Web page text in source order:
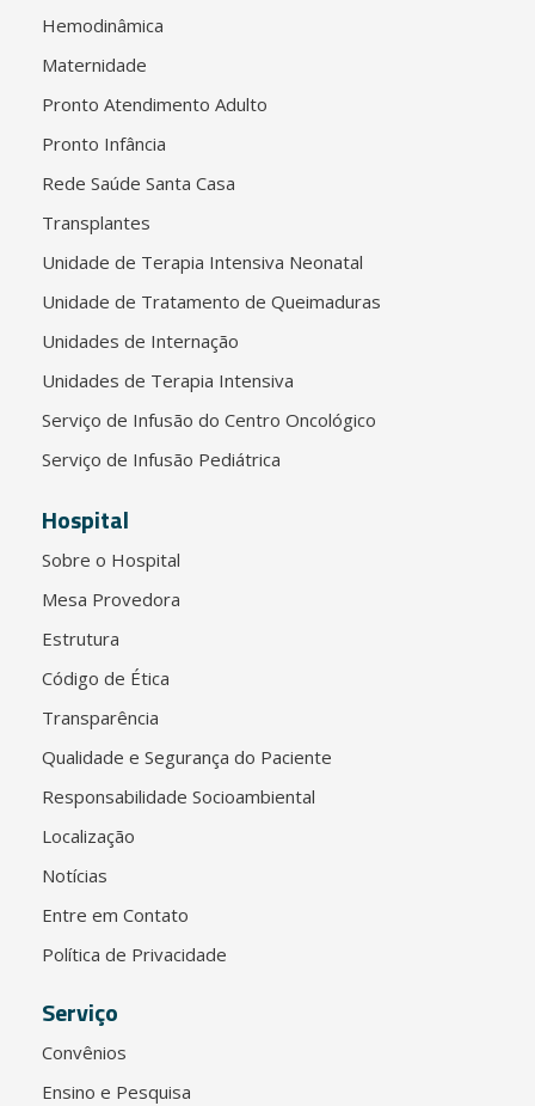
Hemodinâmica
Maternidade
Pronto Atendimento Adulto
Pronto Infância
Rede Saúde Santa Casa
Transplantes
Unidade de Terapia Intensiva Neonatal
Unidade de Tratamento de Queimaduras
Unidades de Internação
Unidades de Terapia Intensiva
Serviço de Infusão do Centro Oncológico
Serviço de Infusão Pediátrica
Hospital
Sobre o Hospital
Mesa Provedora
Estrutura
Código de Ética
Transparência
Qualidade e Segurança do Paciente
Responsabilidade Socioambiental
Localização
Notícias
Entre em Contato
Política de Privacidade
Serviço
Convênios
Ensino e Pesquisa